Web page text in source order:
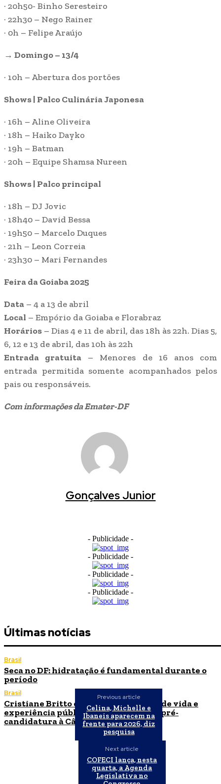
· 20h50- Binho Seresteiro
· 22h30 – Nego Rainer
· 0h – Felipe Araújo
→ Domingo – 13/4
· 10h – Abertura dos portões
Shows | Palco Culinária Japonesa
· 16h – Aline Oliveira
· 18h – Haiko Dayko
· 19h – Batman
· 20h – Equipe Shamsa Nureen
Shows | Palco principal
· 18h – DJ Jovic
· 18h40 – David Bessa
· 19h50 – Marcelo Duques
· 21h – Leon Correia
· 23h30 – Mari Fernandes
Feira da Goiaba 2025
Data – 4 a 13 de abril
Local – Empório da Goiaba e Florabraz
Horários – Dias 4 e 11 de abril, das 18h às 22h. Dias 5,
6, 12 e 13 de abril, das 10h às 22h
Entrada gratuita – Menores de 16 anos com
entrada permitida somente acompanhados pelos
pais ou responsáveis.
Com informações da Emater-DF
Gonçalves Junior
- Publicidade -
- Publicidade -
- Publicidade -
- Publicidade -
Últimas notícias
Brasil
Seca no DF: hidratação é fundamental durante o
período
Brasil
Cristiane Britto coloca sua trajetória de vida e
experiência pública no centro de sua pré-
candidatura à Câmara Federal
Previous article
Celina, Michelle e
Ibaneis aparecem na
frente para 2026, diz
pesquisa
Next article
COFECI lança, nesta
quarta, a Agenda
Legislativa no